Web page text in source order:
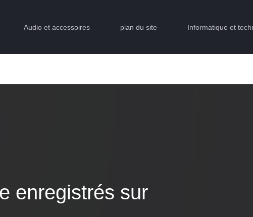
Audio et accessoires plan du site Informatique et
enregistrés sur